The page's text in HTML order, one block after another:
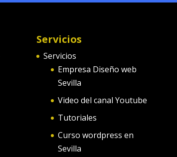
Servicios
Servicios
Empresa Diseño web
Sevilla
Video del canal Youtube
Tutoriales
Curso wordpress en
Sevilla